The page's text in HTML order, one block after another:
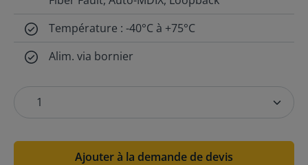
Température : -40°C à +75°C
Alim. via bornier
Ajouter à la demande de devis